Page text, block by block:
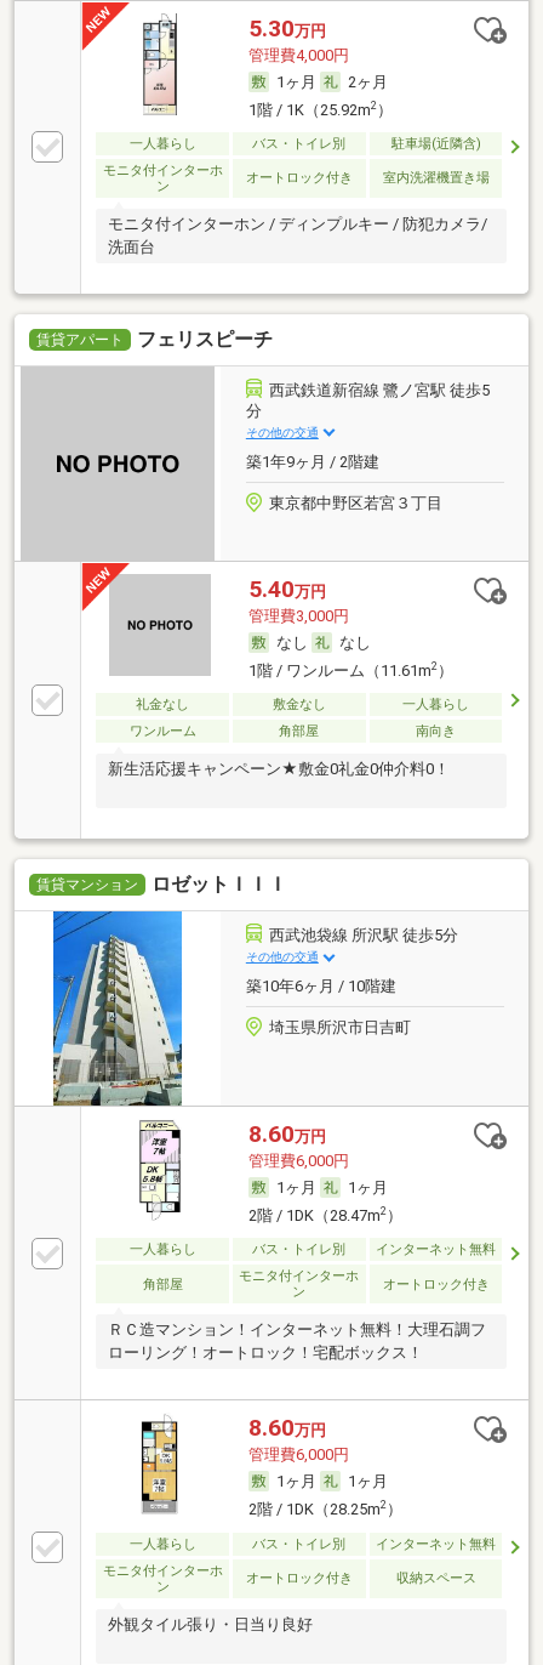
5.30万円
管理費4,000円
1ヶ月
2ヶ月
1階 / 1K（25.92m2）
一人暮らし バス・トイレ別
駐車場(近隣含)
モニタ付インターホ
ン
オートロック付き 室内洗濯機置き場
モニタ付インターホン / ディンプルキー / 防犯カメラ/
洗面台
賃貸アパート フェリスピーチ
西武鉄道新宿線 鷺ノ宮駅 徒歩5
分
その他の交通
築1年9ヶ月 / 2階建
東京都中野区若宮３丁目
5.40万円
管理費3,000円
なし
なし
1階 / ワンルーム（11.61m2）
礼金なし 敷金なし
一人暮らし
ワンルーム
角部屋 南向き
新生活応援キャンペーン★敷金0礼金0仲介料0！
賃貸マンション ロゼットＩＩＩ
西武池袋線 所沢駅 徒歩5分
その他の交通
築10年6ヶ月 / 10階建
埼玉県所沢市日吉町
8.60万円
管理費6,000円
1ヶ月
1ヶ月
2階 / 1DK（28.47m2）
一人暮らし バス・トイレ別 インターネット無料
角部屋
モニタ付インターホ
ン
オートロック付き
ＲＣ造マンション！インターネット無料！大理石調フ
ローリング！オートロック！宅配ボックス！
8.60万円
管理費6,000円
1ヶ月
1ヶ月
2階 / 1DK（28.25m2）
一人暮らし バス・トイレ別
インターネット無料
モニタ付インターホ
ン
オートロック付き 収納スペース
外観タイル張り・日当り良好